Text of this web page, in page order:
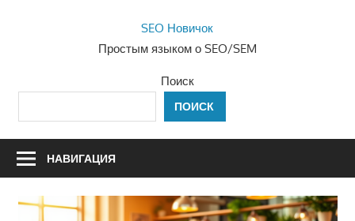
SEO Новичок
Простым языком о SEO/SEM
Поиск
ПОИСК
НАВИГАЦИЯ